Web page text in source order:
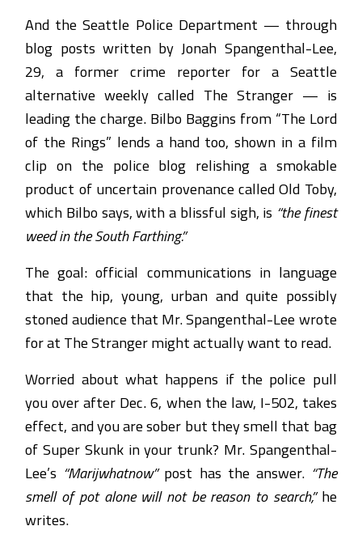
And the Seattle Police Department — through
blog posts written by Jonah Spangenthal-Lee,
29, a former crime reporter for a Seattle
alternative weekly called The Stranger — is
leading the charge. Bilbo Baggins from “The Lord
of the Rings” lends a hand too, shown in a film
clip on the police blog relishing a smokable
product of uncertain provenance called Old Toby,
which Bilbo says, with a blissful sigh, is “the finest
weed in the South Farthing.”
The goal: official communications in language
that the hip, young, urban and quite possibly
stoned audience that Mr. Spangenthal-Lee wrote
for at The Stranger might actually want to read.
Worried about what happens if the police pull
you over after Dec. 6, when the law, I-502, takes
effect, and you are sober but they smell that bag
of Super Skunk in your trunk? Mr. Spangenthal-
Lee’s “Marijwhatnow”post has the answer.“The
smell of pot alone will not be reason to search,”he
writes.